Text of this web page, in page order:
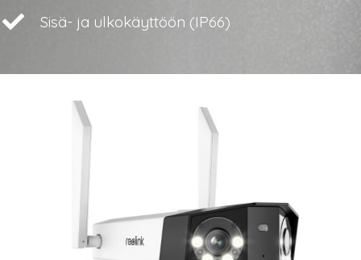
Sisä- ja ulkokäyttöön (IP66)